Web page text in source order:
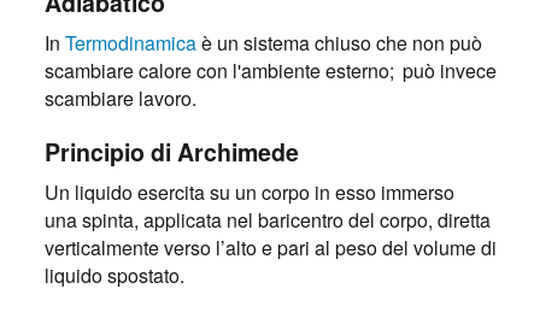
In Termodinamicaè un sistema chiuso che non può
scambiare calore con l'ambiente esterno; può invece
scambiare lavoro.
Principio di Archimede
Un liquido esercita su un corpo in esso immerso
una spinta, applicata nel baricentro del corpo, diretta
verticalmente verso l’alto e pari al peso del volume di
liquido spostato.